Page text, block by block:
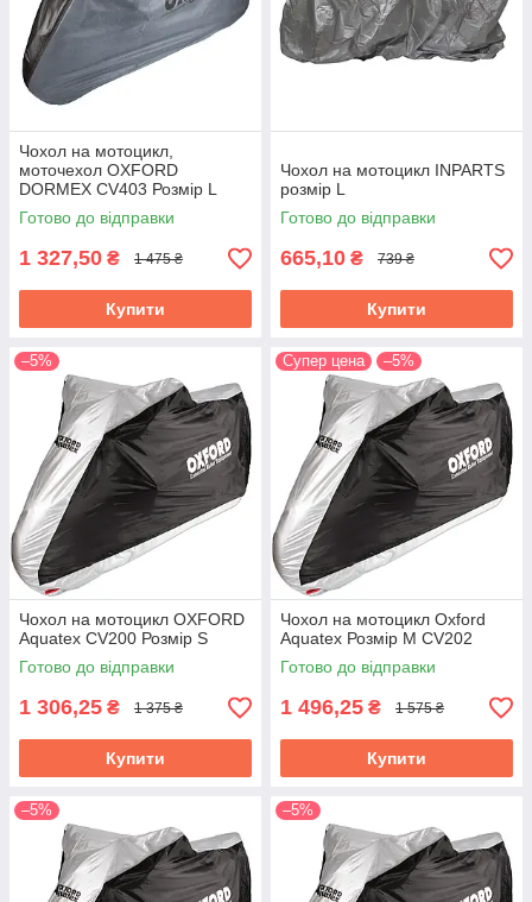
Чохол на мотоцикл,
моточехол OXFORD
DORMEX CV403 Розмір L
Готово до відправки
1 327,50 ₴ 1 475 ₴
Купити
Чохол на мотоцикл INPARTS
розмір L
Готово до відправки
665,10 ₴ 739 ₴
Купити
–5%
Чохол на мотоцикл OXFORD
Aquatex CV200 Розмір S
Готово до відправки
1 306,25 ₴ 1 375 ₴
Купити
Супер цена –5%
Чохол на мотоцикл Oxford
Aquatex Розмір M CV202
Готово до відправки
1 496,25 ₴ 1 575 ₴
Купити
–5% –5%